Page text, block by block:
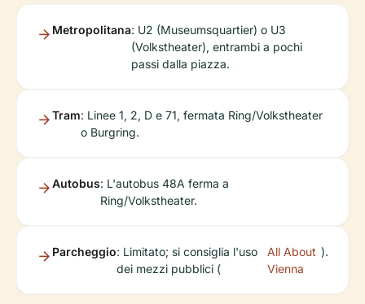
Metropolitana: U2 (Museumsquartier) o U3
(Volkstheater), entrambi a pochi
passi dalla piazza.
Tram: Linee 1, 2, D e 71, fermata Ring/Volkstheater
o Burgring.
Autobus: L'autobus 48A ferma a
Ring/Volkstheater.
Parcheggio: Limitato; si consiglia l'uso
dei mezzi pubblici (
All About
Vienna
).